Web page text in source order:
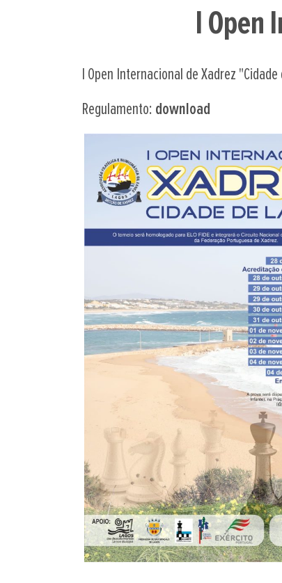
I
I Open Internacional de Xadrez
Regulamento: download